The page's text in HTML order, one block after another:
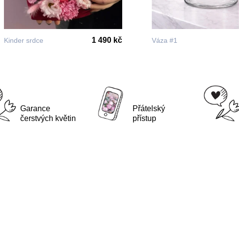
Kinder srdce 1 490 kč Váza #1
Garance
čerstvých květin
Přátelský
přístup